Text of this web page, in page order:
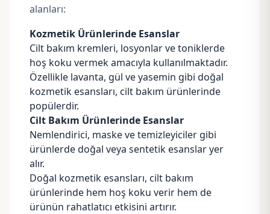
alanları:
Kozmetik Ürünlerinde Esanslar
Cilt bakım kremleri, losyonlar ve toniklerde
hoş koku vermek amacıyla kullanılmaktadır.
Özellikle lavanta, gül ve yasemin gibi doğal
kozmetik esansları, cilt bakım ürünlerinde
popülerdir.
Cilt Bakım Ürünlerinde Esanslar
Nemlendirici, maske ve temizleyiciler gibi
ürünlerde doğal veya sentetik esanslar yer
alır.
Doğal kozmetik esansları, cilt bakım
ürünlerinde hem hoş koku verir hem de
ürünün rahatlatıcı etkisini artırır.